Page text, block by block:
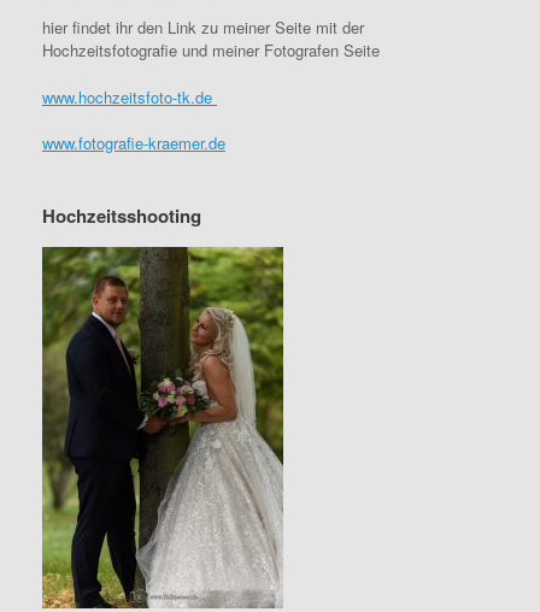
hier findet ihr den Link zu meiner Seite mit der
Hochzeitsfotografie und meiner Fotografen Seite
www.hochzeitsfoto-tk.de
www.fotografie-kraemer.de
Hochzeitsshooting